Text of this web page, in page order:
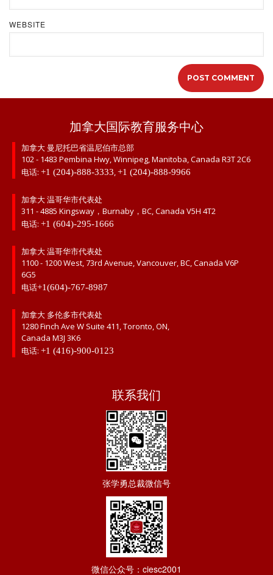
WEBSITE
加拿大国际教育服务中心
加拿大 曼尼托巴省温尼伯市总部
102 - 1483 Pembina Hwy, Winnipeg, Manitoba, Canada R3T 2C6
电话: +1 (204)-888-3333,+1 (204)-888-9966
加拿大 温哥华市代表处
311 - 4885 Kingsway，Burnaby，BC, Canada V5H 4T2
电话: +1 (604)-295-1666
加拿大 温哥华市代表处
1100 - 1200 West, 73rd Avenue, Vancouver, BC, Canada V6P
6G5
电话+1(604)-767-8987
加拿大 多伦多市代表处
1280 Finch Ave W Suite 411, Toronto, ON,
Canada M3J 3K6
电话: +1 (416)-900-0123
联系我们
张学勇总裁微信号
微信公众号：ciesc2001